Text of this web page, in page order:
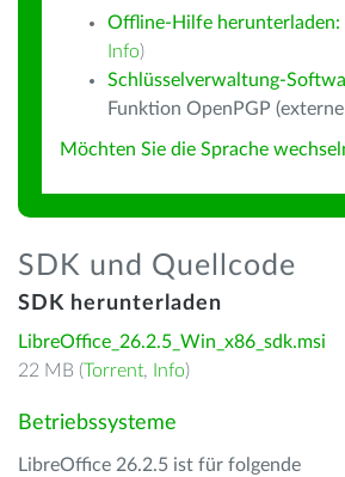
Offline-Hilfe herunterladen:
Info)
Schlüsselverwaltung-
Funktion OpenPGP
Möchten Sie die Sprache
SDK und Quellcode
SDK herunterladen
LibreOffice_26.2.5_Win_x86_sdk.msi
22 MB (Torrent, Info)
Betriebssysteme
LibreOffice 26.2.5 ist für folgende